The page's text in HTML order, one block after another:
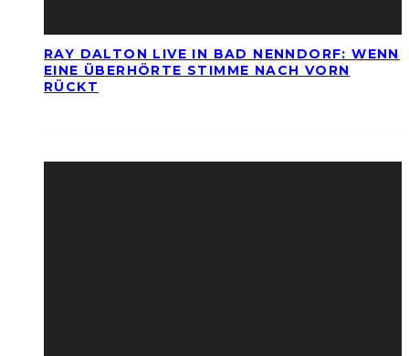
RAY DALTON LIVE IN BAD NENNDORF: WENN
EINE ÜBERHÖRTE STIMME NACH VORN
RÜCKT